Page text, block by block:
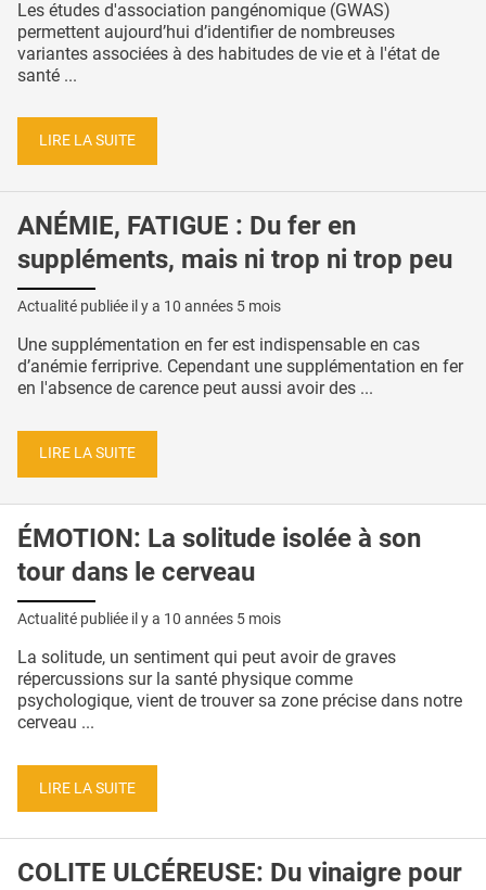
Les études d'association pangénomique (GWAS)
permettent aujourd’hui d’identifier de nombreuses
variantes associées à des habitudes de vie et à l'état de
santé ...
LIRE LA SUITE
ANÉMIE, FATIGUE : Du fer en
suppléments, mais ni trop ni trop peu
Actualité publiée il y a 10 années 5 mois
Une supplémentation en fer est indispensable en cas
d’anémie ferriprive. Cependant une supplémentation en fer
en l'absence de carence peut aussi avoir des ...
LIRE LA SUITE
ÉMOTION: La solitude isolée à son
tour dans le cerveau
Actualité publiée il y a 10 années 5 mois
La solitude, un sentiment qui peut avoir de graves
répercussions sur la santé physique comme
psychologique, vient de trouver sa zone précise dans notre
cerveau ...
LIRE LA SUITE
COLITE ULCÉREUSE: Du vinaigre pour